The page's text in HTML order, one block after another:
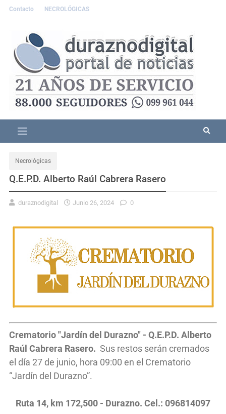
Contacto NECROLÓGICAS
Necrológicas
Q.E.P.D. Alberto Raúl Cabrera Rasero
duraznodigital Junio 26, 2024 0
Crematorio "Jardín del Durazno" - Q.E.P.D. Alberto
Raúl Cabrera Rasero. Sus restos serán cremados
el día 27 de junio, hora 09:00 en el Crematorio
“Jardín del Durazno”.
Ruta 14, km 172,500 - Durazno. Cel.: 096814097